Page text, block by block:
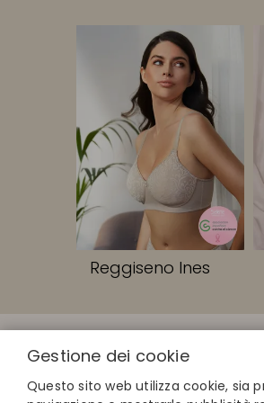
Reggiseno Ines
Gestione dei cookie
Questo sito web utilizza cookie, sia